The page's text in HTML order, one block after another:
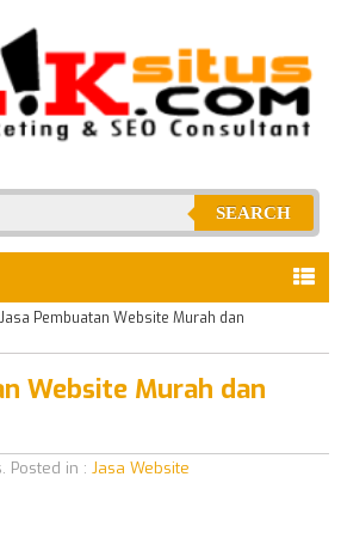
SEARCH
Jasa Pembuatan Website Murah dan
Website Murah dan
Posted in : Jasa Website